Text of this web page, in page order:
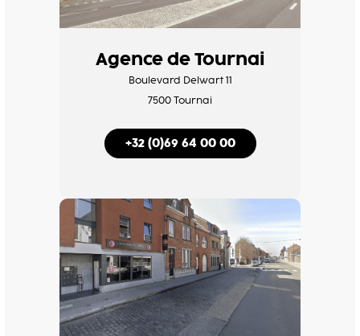
Agence de Tournai
Boulevard Delwart 11
7500 Tournai
+32 (0)69 64 00 00